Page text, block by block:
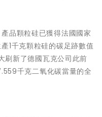
品顆粒硅已獲得法國國家
1千克顆粒硅的碳足跡數值
刷新了德國瓦克公司此前
千克二氧化碳當量的全